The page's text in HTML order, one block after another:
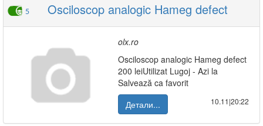
5 Osciloscop analogic Hameg defect
olx.ro
Osciloscop analogic Hameg defect
200 leiUtilizat Lugoj - Azi la
Salvează ca favorit
Детали...
10.11|20:22